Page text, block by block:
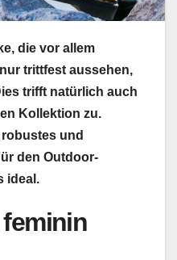
die vor allem
trittfest aussehen,
trifft natürlich auch
Kollektion zu.
und
den Outdoor-
ideal.